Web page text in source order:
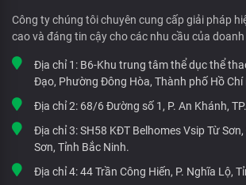
Công ty chúng tôi chuyên cung cấp giải pháp
cao và đáng tin cậy cho các nhu cầu của
Địa chỉ 1: B6-Khu trung tâm thể dục thể
Đạo, Phường Đông Hòa, Thành phố Hồ Chí
Địa chỉ 2: 68/6 Đường số 1, P. An Khánh,
Địa chỉ 3:SH58 KĐT Belhomes Vsip Từ
Sơn, Tỉnh Bắc Ninh.
Địa chỉ 4:44 Trần Công Hiến, P. Nghĩa Lộ,